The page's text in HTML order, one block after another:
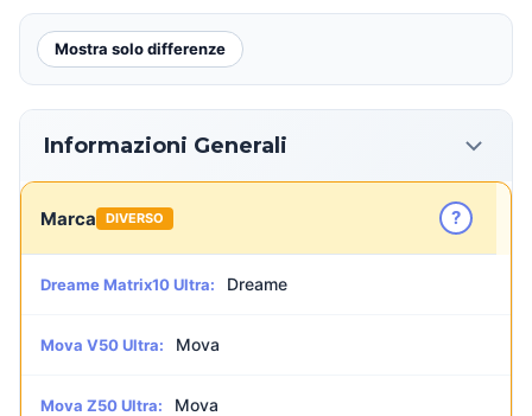
Mostra solo differenze
Informazioni Generali
Marca DIVERSO ?
Dreame Matrix10 Ultra: Dreame
Mova V50 Ultra: Mova
Mova Z50 Ultra: Mova